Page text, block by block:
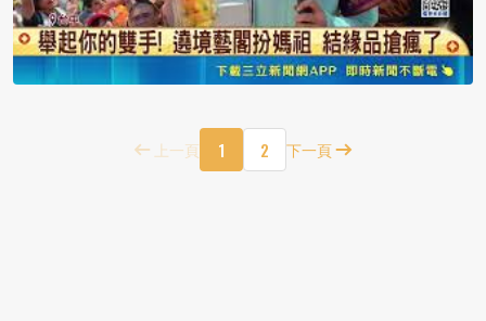
上一頁 1 2 下一頁